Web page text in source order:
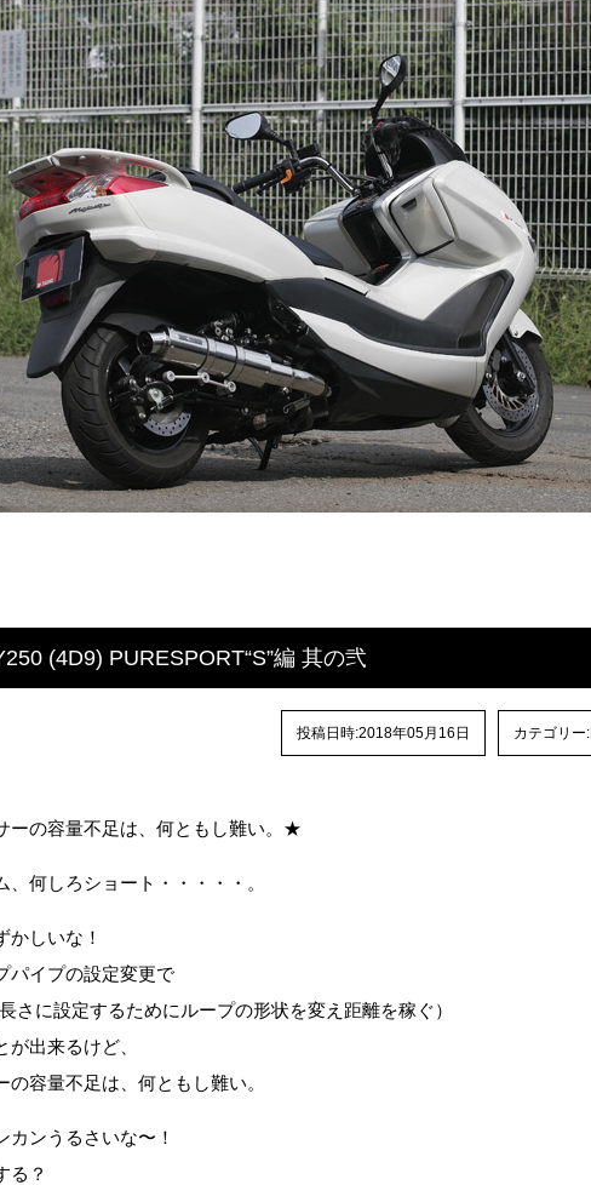
(4D9) PURESPORT“S”編 其の弐
投稿日時:2018年05月16日 カテゴリー:
ーの容量不足は、何ともし難い。★
、何しろショート・・・・・。
かしいな！
パイプの設定変更で
長さに設定するためにループの形状を変え距離を稼ぐ）
が出来るけど、
の容量不足は、何ともし難い。
カンうるさいな〜！
る？